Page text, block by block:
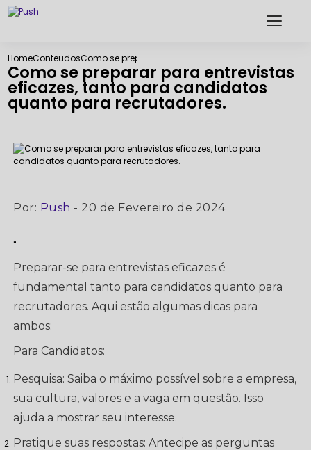
HomeConteudosComo se preparar para entrevistas eficazes, tanto
Como se preparar para entrevistas
eficazes, tanto para candidatos
quanto para recrutadores.
Por: Push - 20 de Fevereiro de 2024
"
Preparar-se para entrevistas eficazes é
fundamental tanto para candidatos quanto para
recrutadores. Aqui estão algumas dicas para
ambos:
Para Candidatos:
Pesquisa: Saiba o máximo possível sobre a empresa,
sua cultura, valores e a vaga em questão. Isso
ajuda a mostrar seu interesse.
Pratique suas respostas: Antecipe as perguntas